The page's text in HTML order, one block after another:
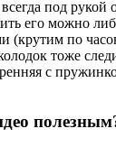
под рукой
его можно
(крутим по
тоже
с